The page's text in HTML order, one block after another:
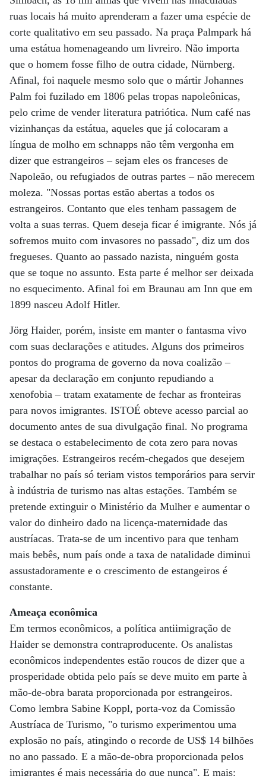
ruas locais há muito aprenderam a fazer uma espécie de
corte qualitativo em seu passado. Na praça Palmpark há
uma estátua homenageando um livreiro. Não importa
que o homem fosse filho de outra cidade, Nürnberg.
Afinal, foi naquele mesmo solo que o mártir Johannes
Palm foi fuzilado em 1806 pelas tropas napoleônicas,
pelo crime de vender literatura patriótica. Num café nas
vizinhanças da estátua, aqueles que já colocaram a
língua de molho em schnapps não têm vergonha em
dizer que estrangeiros – sejam eles os franceses de
Napoleão, ou refugiados de outras partes – não merecem
moleza. "Nossas portas estão abertas a todos os
estrangeiros. Contanto que eles tenham passagem de
volta a suas terras. Quem deseja ficar é imigrante. Nós já
sofremos muito com invasores no passado", diz um dos
fregueses. Quanto ao passado nazista, ninguém gosta
que se toque no assunto. Esta parte é melhor ser deixada
no esquecimento. Afinal foi em Braunau am Inn que em
1899 nasceu Adolf Hitler.
Jörg Haider, porém, insiste em manter o fantasma vivo
com suas declarações e atitudes. Alguns dos primeiros
pontos do programa de governo da nova coalizão –
apesar da declaração em conjunto repudiando a
xenofobia – tratam exatamente de fechar as fronteiras
para novos imigrantes. ISTOÉ obteve acesso parcial ao
documento antes de sua divulgação final. No programa
se destaca o estabelecimento de cota zero para novas
imigrações. Estrangeiros recém-chegados que desejem
trabalhar no país só teriam vistos temporários para servir
à indústria de turismo nas altas estações. Também se
pretende extinguir o Ministério da Mulher e aumentar o
valor do dinheiro dado na licença-maternidade das
austríacas. Trata-se de um incentivo para que tenham
mais bebês, num país onde a taxa de natalidade diminui
assustadoramente e o crescimento de estangeiros é
constante.
Ameaça econômica
Em termos econômicos, a política antiimigração de
Haider se demonstra contraproducente. Os analistas
econômicos independentes estão roucos de dizer que a
prosperidade obtida pelo país se deve muito em parte à
mão-de-obra barata proporcionada por estrangeiros.
Como lembra Sabine Koppl, porta-voz da Comissão
Austríaca de Turismo, "o turismo experimentou uma
explosão no país, atingindo o recorde de US$ 14 bilhões
no ano passado. E a mão-de-obra proporcionada pelos
imigrantes é mais necessária do que nunca". E mais: